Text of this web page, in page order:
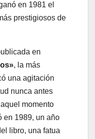
en 1981 el
prestigiosos de
en
, la más
una agitación
nunca antes
momento
en 1989, un año
libro, una fatua